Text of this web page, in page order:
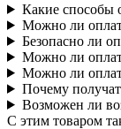
Какие способы
Можно ли
Безопасно ли
Можно ли
Можно ли
Почему
Возможен ли
C этим товаром